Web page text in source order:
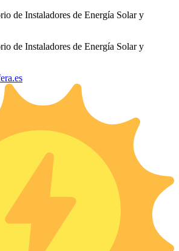
de Instaladores de Energía Solar y
de Instaladores de Energía Solar y